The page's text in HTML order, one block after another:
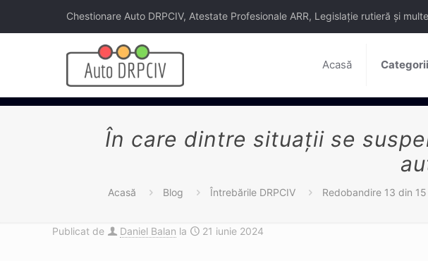
Chestionare Auto DRPCIV, Atestate Profesionale ARR, Legislație rutieră și
Acasă Categorii
În care dintre situaţii se
Acasă Blog Întrebările DRPCIV Redobandire 13 din 15
Publicat de Daniel Balan la 21 iunie 2024